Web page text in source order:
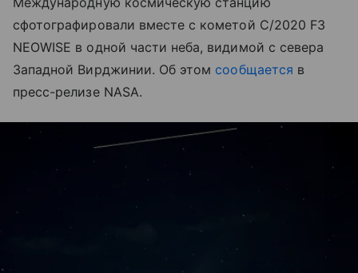
сфотографировали вместе с кометой C/2020 F3
NEOWISE в одной части неба, видимой с севера
Западной Вирджинии. Об этом сообщается в
пресс-релизе NASA.